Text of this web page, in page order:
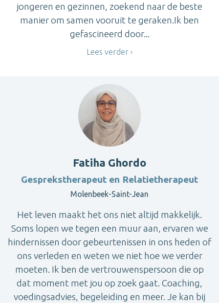
jongeren en gezinnen, zoekend naar de beste
manier om samen vooruit te geraken.Ik ben
gefascineerd door...
Lees verder
Fatiha Ghordo
Gesprekstherapeut en Relatietherapeut
Molenbeek-Saint-Jean
Het leven maakt het ons niet altijd makkelijk.
Soms lopen we tegen een muur aan, ervaren we
hindernissen door gebeurtenissen in ons heden of
ons verleden en weten we niet hoe we verder
moeten. Ik ben de vertrouwenspersoon die op
dat moment met jou op zoek gaat. Coaching,
voedingsadvies, begeleiding en meer. Je kan bij